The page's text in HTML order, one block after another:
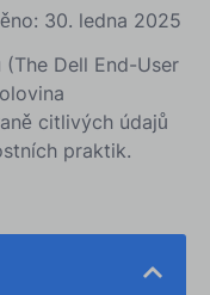
30. ledna 2025
Dell End-User
citlivých údajů
praktik.